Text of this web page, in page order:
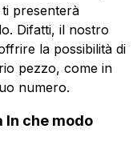
presenterà
Difatti, il nostro
la possibilità di
pezzo, come in
numero.
che modo